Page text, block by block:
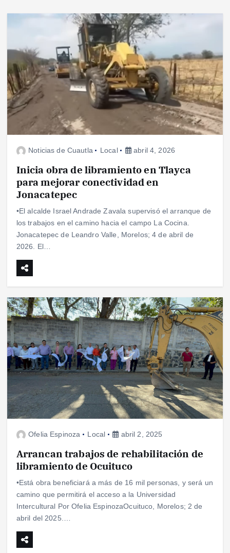
Noticias de Cuautla Local abril 4, 2026
Inicia obra de libramiento en Tlayca
para mejorar conectividad en
Jonacatepec
•El alcalde Israel Andrade Zavala supervisó el arranque de
los trabajos en el camino hacia el campo La Cocina.
Jonacatepec de Leandro Valle, Morelos; 4 de abril de
2026. El…
Ofelia Espinoza Local abril 2, 2025
Arrancan trabajos de rehabilitación de
libramiento de Ocuituco
•Está obra beneficiará a más de 16 mil personas, y será un
camino que permitirá el acceso a la Universidad
Intercultural Por Ofelia EspinozaOcuituco, Morelos; 2 de
abril del 2025.…